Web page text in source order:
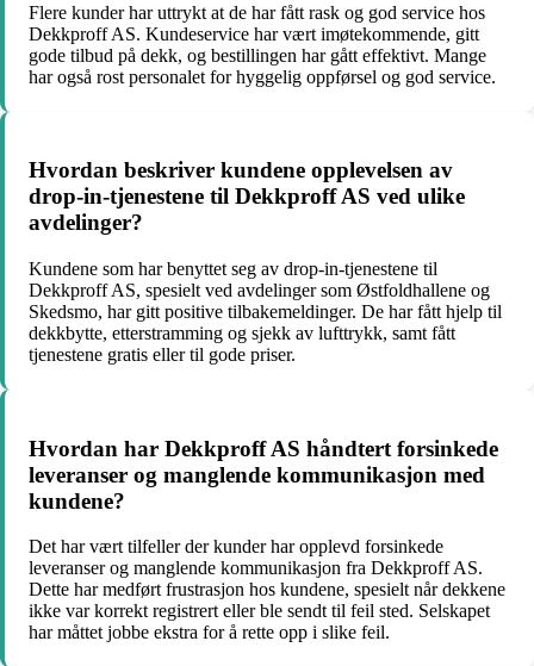
Flere kunder har uttrykt at de har fått rask og god service hos
Dekkproff AS. Kundeservice har vært imøtekommende, gitt
gode tilbud på dekk, og bestillingen har gått effektivt. Mange
har også rost personalet for hyggelig oppførsel og god service.
Hvordan beskriver kundene opplevelsen av
drop-in-tjenestene til Dekkproff AS ved ulike
avdelinger?
Kundene som har benyttet seg av drop-in-tjenestene til
Dekkproff AS, spesielt ved avdelinger som Østfoldhallene og
Skedsmo, har gitt positive tilbakemeldinger. De har fått hjelp til
dekkbytte, etterstramming og sjekk av lufttrykk, samt fått
tjenestene gratis eller til gode priser.
Hvordan har Dekkproff AS håndtert forsinkede
leveranser og manglende kommunikasjon med
kundene?
Det har vært tilfeller der kunder har opplevd forsinkede
leveranser og manglende kommunikasjon fra Dekkproff AS.
Dette har medført frustrasjon hos kundene, spesielt når dekkene
ikke var korrekt registrert eller ble sendt til feil sted. Selskapet
har måttet jobbe ekstra for å rette opp i slike feil.